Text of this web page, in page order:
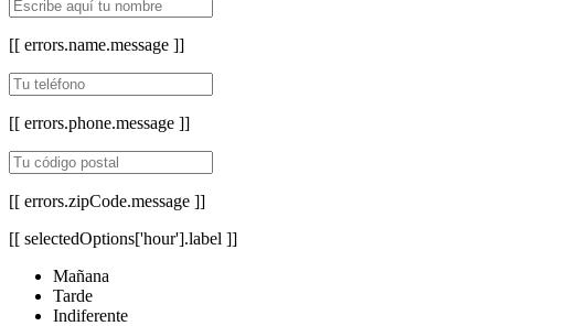
[[ errors.name.message ]]
[[ errors.phone.message ]]
[[ errors.zipCode.message ]]
[[ selectedOptions['hour'].label ]]
Mañana
Tarde
Indiferente